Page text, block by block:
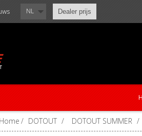
NL Dealer prijs
Home / DOTOUT / DOTOUT SUMMER /